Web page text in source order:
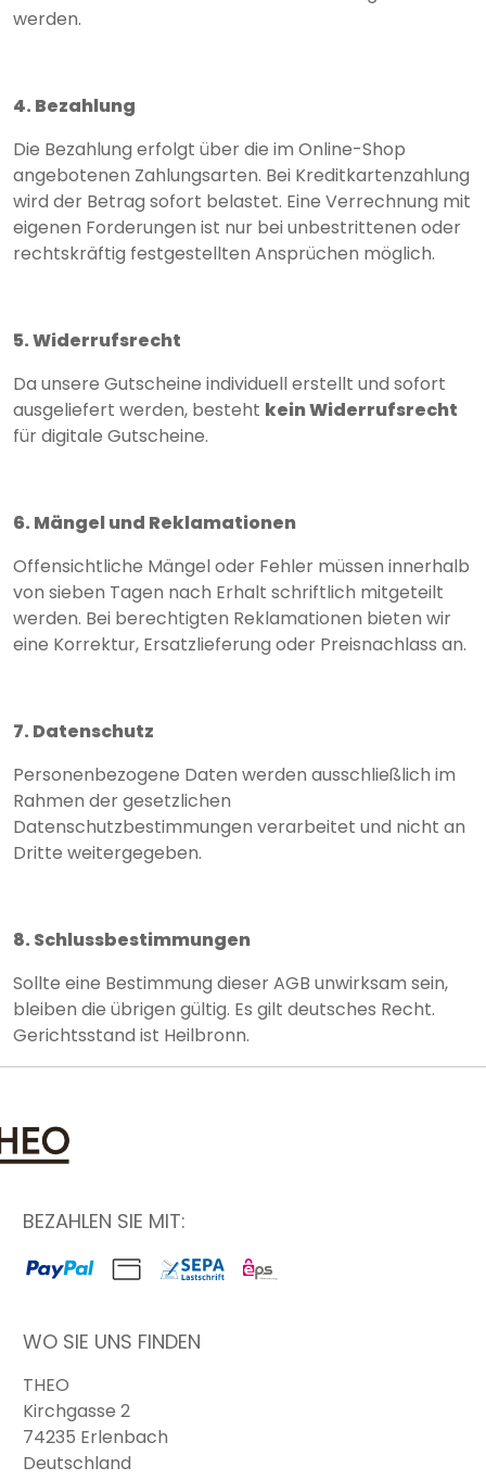
werden.
4. Bezahlung
Die Bezahlung erfolgt über die im Online-Shop
angebotenen Zahlungsarten. Bei Kreditkartenzahlung
wird der Betrag sofort belastet. Eine Verrechnung mit
eigenen Forderungen ist nur bei unbestrittenen oder
rechtskräftig festgestellten Ansprüchen möglich.
5. Widerrufsrecht
Da unsere Gutscheine individuell erstellt und sofort
ausgeliefert werden, besteht kein Widerrufsrecht
für digitale Gutscheine.
6. Mängel und Reklamationen
Offensichtliche Mängel oder Fehler müssen innerhalb
von sieben Tagen nach Erhalt schriftlich mitgeteilt
werden. Bei berechtigten Reklamationen bieten wir
eine Korrektur, Ersatzlieferung oder Preisnachlass an.
7. Datenschutz
Personenbezogene Daten werden ausschließlich im
Rahmen der gesetzlichen
Datenschutzbestimmungen verarbeitet und nicht an
Dritte weitergegeben.
8. Schlussbestimmungen
Sollte eine Bestimmung dieser AGB unwirksam sein,
bleiben die übrigen gültig. Es gilt deutsches Recht.
Gerichtsstand ist Heilbronn.
BEZAHLEN SIE MIT:
WO SIE UNS FINDEN
THEO
Kirchgasse 2
74235 Erlenbach
Deutschland